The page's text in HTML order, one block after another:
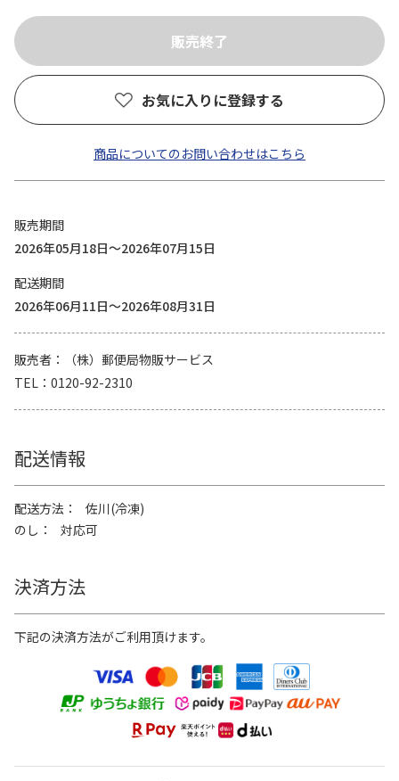
お気に入りに登録する
商品についてのお問い合わせはこちら
販売期間
2026年05月18日～2026年07月15日
配送期間
2026年06月11日～2026年08月31日
販売者
（株）郵便局物販サービス
TEL
0120-92-2310
配送情報
配送方法
佐川(冷凍)
のし
対応可
決済方法
下記の決済方法がご利用頂けます。